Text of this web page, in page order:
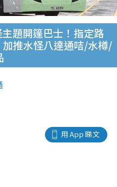
題開篷巴士！指定路
推水怪八達通咭/水樽/
用 App 睇文